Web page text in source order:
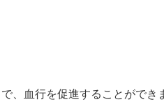
、血行を促進することができ